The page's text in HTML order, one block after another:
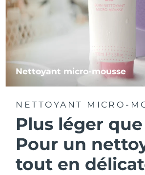
Nettoyant micro-mousse
NETTOYANT MICRO-
Plus léger
Pour un
tout en